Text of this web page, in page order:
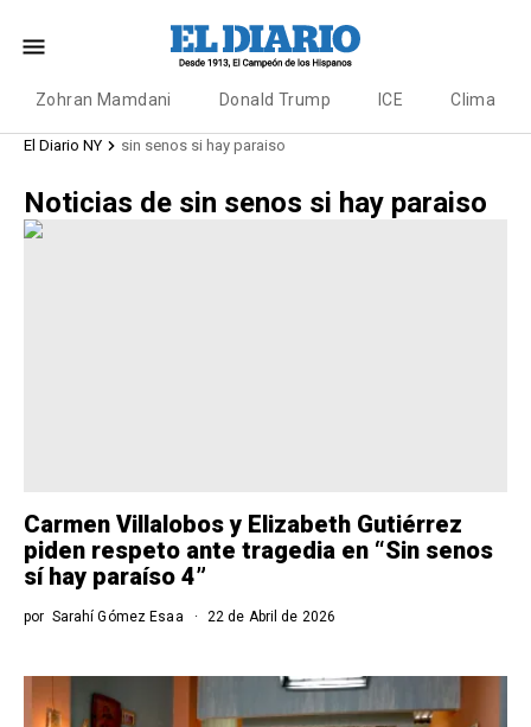
Zohran Mamdani Donald Trump ICE Clima
El Diario NY sin senos si hay paraiso
Noticias de sin senos si hay paraiso
Carmen Villalobos y Elizabeth Gutiérrez
piden respeto ante tragedia en “Sin senos
sí hay paraíso 4”
por Sarahí Gómez Esaa 22 de Abril de 2026